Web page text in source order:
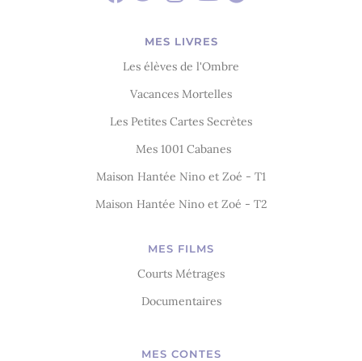
MES LIVRES
Les élèves de l'Ombre
Vacances Mortelles
Les Petites Cartes Secrètes
Mes 1001 Cabanes
Maison Hantée Nino et Zoé - T1
Maison Hantée Nino et Zoé - T2
MES FILMS
Courts Métrages
Documentaires
MES CONTES